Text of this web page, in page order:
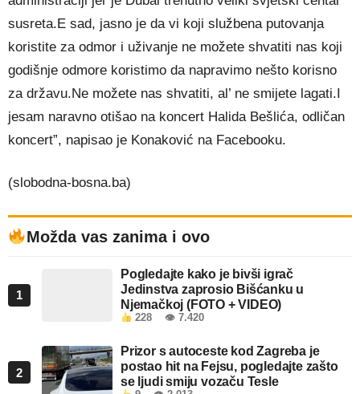
susreta.E sad, jasno je da vi koji službena putovanja
koristite za odmor i uživanje ne možete shvatiti nas koji
godišnje odmore koristimo da napravimo nešto korisno
za državu.Ne možete nas shvatiti, al’ ne smijete lagati.I
jesam naravno otišao na koncert Halida Bešlića, odličan
koncert”, napisao je Konaković na Facebooku.
(slobodna-bosna.ba)
Možda vas zanima i ovo
1
Pogledajte kako je bivši igrač
Jedinstva zaprosio Bišćanku u
Njemačkoj (FOTO + VIDEO)
228 👁 7.420
2
Prizor s autoceste kod Zagreba je
postao hit na Fejsu, pogledajte zašto
se ljudi smiju vozaču Tesle